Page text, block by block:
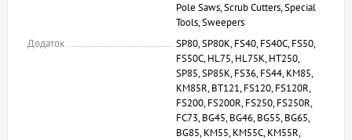
Pole Saws, Scrub Cutters, Special
Tools, Sweepers
Додаток
SP80, SP80K, FS40, FS40C, FS50,
FS50C, HL75, HL75K, HT250,
SP85, SP85K, FS36, FS44, KM85,
KM85R, BT121, FS120, FS120R,
FS200, FS200R, FS250, FS250R,
FC73, BG45, BG46, BG55, BG65,
BG85, KM55, KM55C, KM55R,